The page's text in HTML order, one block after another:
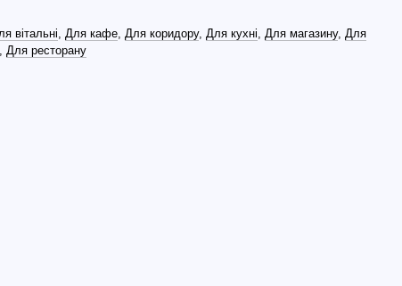
вітальні, Для кафе, Для коридору, Для кухні, Для магазину, Для
, Для ресторану